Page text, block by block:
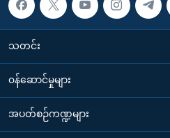
သတင်း
၀န်ဆောင်မှုများ
အပတ်စဉ်ကဏ္ဍများ